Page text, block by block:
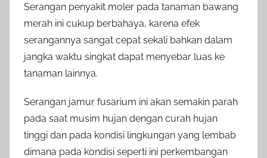
Serangan penyakit moler pada tanaman bawang
merah ini cukup berbahaya, karena efek
serangannya sangat cepat sekali bahkan dalam
jangka waktu singkat dapat menyebar luas ke
tanaman lainnya.
Serangan jamur fusarium ini akan semakin parah
pada saat musim hujan dengan curah hujan
tinggi dan pada kondisi lingkungan yang lembab
dimana pada kondisi seperti ini perkembangan